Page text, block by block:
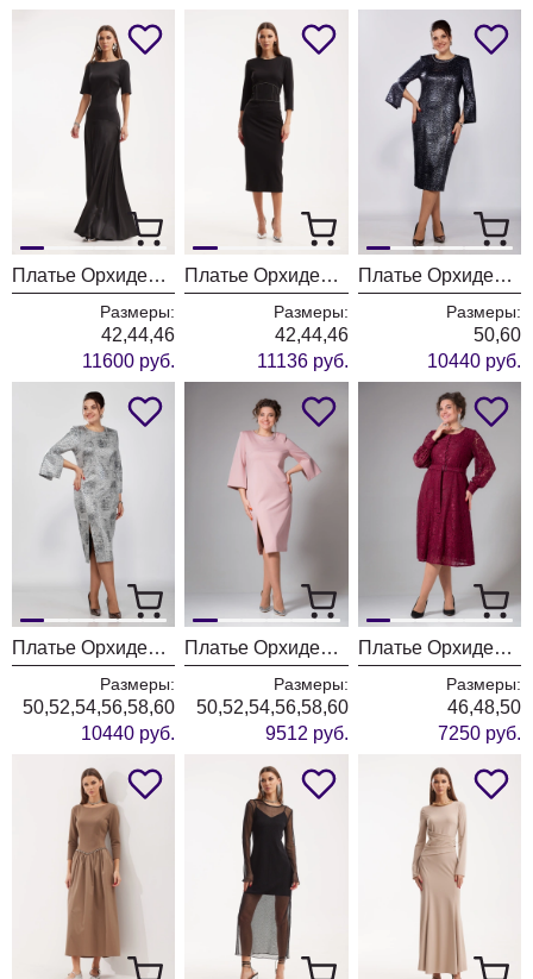
Платье ОрхидеяЛюкс 1518
Размеры:
42,44,46
11600 руб.
Платье ОрхидеяЛюкс 1512
Размеры:
42,44,46
11136 руб.
Платье ОрхидеяЛюкс 1529-1
Размеры:
50,60
10440 руб.
Платье ОрхидеяЛюкс 1529
Размеры:
50,52,54,56,58,60
10440 руб.
Платье ОрхидеяЛюкс 1527
Размеры:
50,52,54,56,58,60
9512 руб.
Платье ОрхидеяЛюкс 1227-1 бордовый
Размеры:
46,48,50
7250 руб.